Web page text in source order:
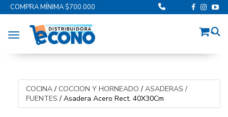
COMPRA MÍNIMA $700.000
Toggle navigation
COCINA/ COCCION Y HORNEADO / ASADERAS /
FUENTES / Asadera Acero Rect. 40X30Cm